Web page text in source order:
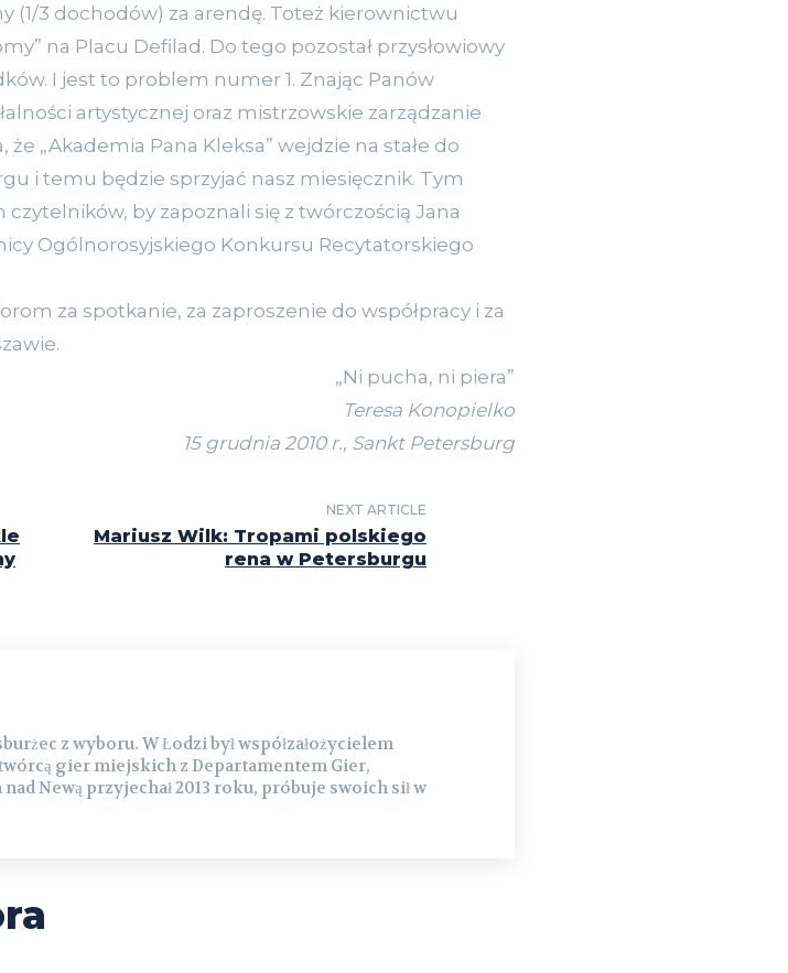
(1/3 dochodów) za arendę. Toteż kierownictwu
na Placu Defilad. Do tego pozostał przysłowiowy
I jest to problem numer 1. Znając Panów
artystycznej oraz mistrzowskie zarządzanie
że „Akademia Pana Kleksa” wejdzie na stałe do
i temu będzie sprzyjać nasz miesięcznik. Tym
by zapoznali się z twórczością Jana
Ogólnorosyjskiego Konkursu Recytatorskiego
za spotkanie, za zaproszenie do współpracy i za
„Ni pucha, ni piera”
Teresa Konopielko
15 grudnia 2010 r., Sankt Petersburg
NEXT ARTICLE
Mariusz Wilk: Tropami polskiego
rena w Petersburgu
z wyboru. W Łodzi był współzałożycielem
gier miejskich z Departamentem Gier,
Newą przyjechał 2013 roku, próbuje swoich sił w